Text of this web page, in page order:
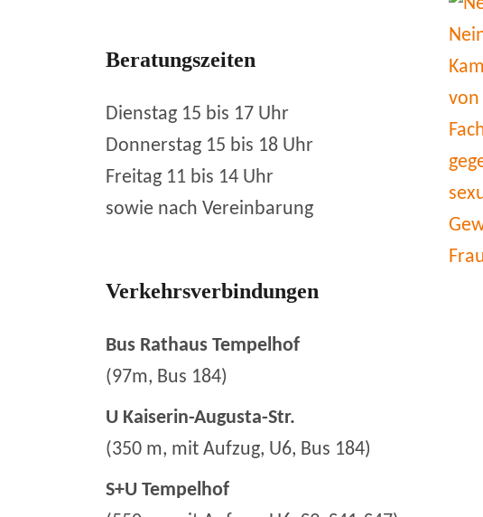
Beratungszeiten
Dienstag 15 bis 17 Uhr
Donnerstag 15 bis 18 Uhr
Freitag 11 bis 14 Uhr
sowie nach Vereinbarung
Verkehrsverbindungen
Bus Rathaus Tempelhof
(97m, Bus 184)
U Kaiserin-Augusta-Str.
(350 m, mit Aufzug, U6, Bus 184)
S+U Tempelhof